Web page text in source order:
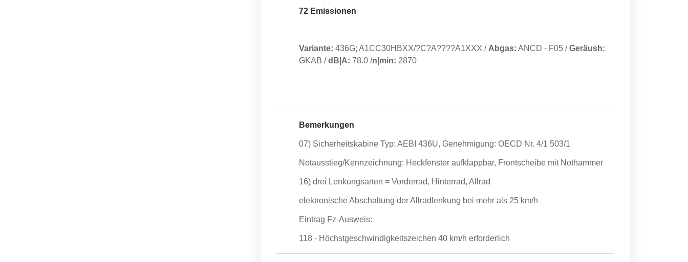
72 Emissionen
Variante: 436G; A1CC30HBXX/?C?A????A1XXX / Abgas: ANCD - F05 /Geräush:
GKAB /dB|A: 78.0 /n|min: 2870
Bemerkungen
07) Sicherheitskabine Typ: AEBI 436U, Genehmigung: OECD Nr. 4/1 503/1
Notausstieg/Kennzeichnung: Heckfenster aufklappbar, Frontscheibe mit Nothammer
16) drei Lenkungsarten = Vorderrad, Hinterrad, Allrad
elektronische Abschaltung der Allradlenkung bei mehr als 25 km/h
Eintrag Fz-Ausweis:
118 - Höchstgeschwindigkeitszeichen 40 km/h erforderlich